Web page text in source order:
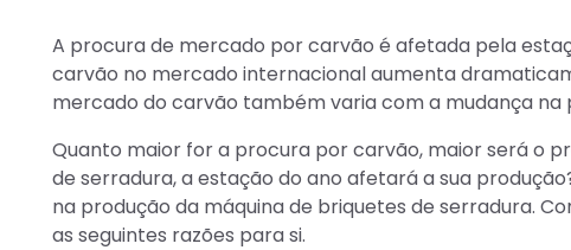
A procura de mercado por carvão é afetada pela
carvão no mercado internacional aumenta
mercado do carvão também varia com a mudança na
Quanto maior for a procura por carvão, maior será o
de serradura, a estação do ano afetará a sua
na produção da máquina de briquetes de serradura.
as seguintes razões para si.